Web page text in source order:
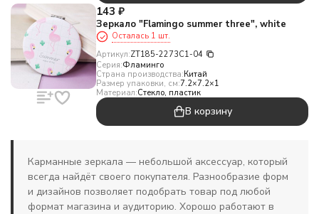
143 ₽
Зеркало "Flamingo summer three", white
Осталась 1 шт.
Артикул:ZT185-2273C1-04
Серия:Фламинго
Страна производства:Китай
Размер упаковки, см:7.2×7.2×1
Материал:Стекло, пластик
В корзину
Карманные зеркала — небольшой аксессуар, который
всегда найдёт своего покупателя. Разнообразие форм
и дизайнов позволяет подобрать товар под любой
формат магазина и аудиторию. Хорошо работают в